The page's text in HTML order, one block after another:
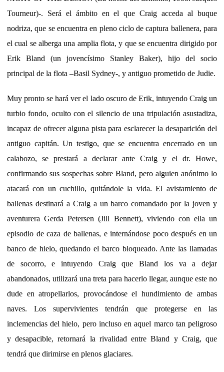
Tourneur)-. Será el ámbito en el que Craig acceda al buque
nodriza, que se encuentra en pleno ciclo de captura ballenera, para
el cual se alberga una amplia flota, y que se encuentra dirigido por
Erik Bland (un jovencísimo Stanley Baker), hijo del socio
principal de la flota –Basil Sydney-, y antiguo prometido de Judie.
Muy pronto se hará ver el lado oscuro de Erik, intuyendo Craig un
turbio fondo, oculto con el silencio de una tripulación asustadiza,
incapaz de ofrecer alguna pista para esclarecer la desaparición del
antiguo capitán. Un testigo, que se encuentra encerrado en un
calabozo, se prestará a declarar ante Craig y el dr. Howe,
confirmando sus sospechas sobre Bland, pero alguien anónimo lo
atacará con un cuchillo, quitándole la vida. El avistamiento de
ballenas destinará a Craig a un barco comandado por la joven y
aventurera Gerda Petersen (Jill Bennett), viviendo con ella un
episodio de caza de ballenas, e internándose poco después en un
banco de hielo, quedando el barco bloqueado. Ante las llamadas
de socorro, e intuyendo Craig que Bland los va a dejar
abandonados, utilizará una treta para hacerlo llegar, aunque este no
dude en atropellarlos, provocándose el hundimiento de ambas
naves. Los supervivientes tendrán que protegerse en las
inclemencias del hielo, pero incluso en aquel marco tan peligroso
y desapacible, retornará la rivalidad entre Bland y Craig, que
tendrá que dirimirse en plenos glaciares.